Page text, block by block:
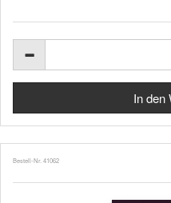
Bestell-Nr. 41062